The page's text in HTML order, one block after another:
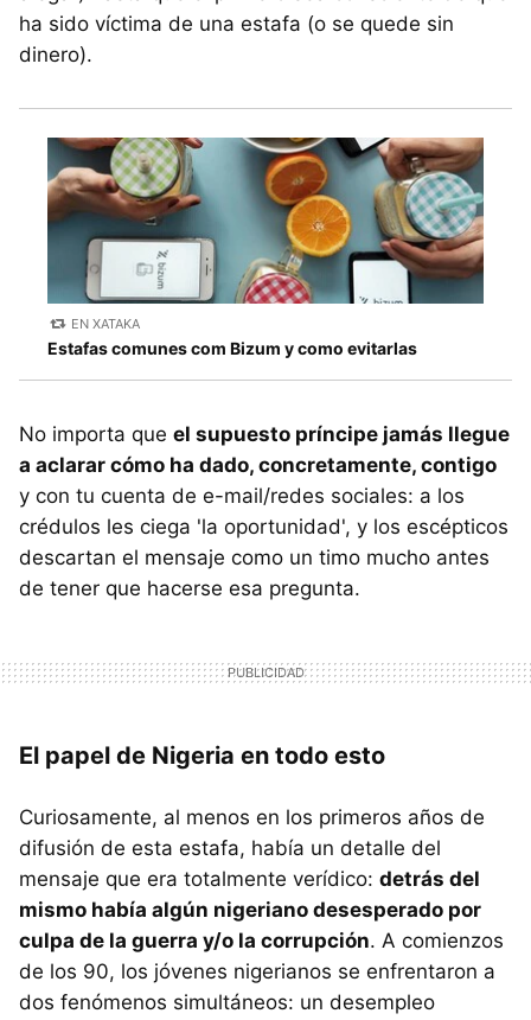
ha sido víctima de una estafa (o se quede sin
dinero).
EN XATAKA
Estafas comunes com Bizum y como evitarlas
No importa que el supuesto príncipe jamás llegue
a aclarar cómo ha dado, concretamente, contigo
y con tu cuenta de e-mail/redes sociales: a los
crédulos les ciega 'la oportunidad', y los escépticos
descartan el mensaje como un timo mucho antes
de tener que hacerse esa pregunta.
El papel de Nigeria en todo esto
Curiosamente, al menos en los primeros años de
difusión de esta estafa, había un detalle del
mensaje que era totalmente verídico: detrás del
mismo había algún nigeriano desesperado por
culpa de la guerra y/o la corrupción. A comienzos
de los 90, los jóvenes nigerianos se enfrentaron a
dos fenómenos simultáneos: un desempleo